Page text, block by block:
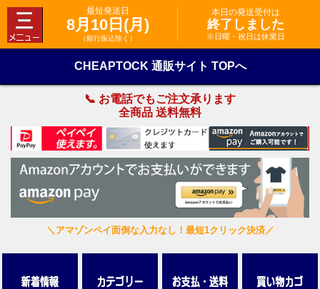
最短発送日
8月10日(月)
（銀行振込除く）
本日の発送受付は
終了しました
※日曜・祝日は休業日
CHEAPTOCK 通販サイト TOPへ
📞 お電話でもご注文承ります
全商品 送料無料
＼アマゾンペイ面倒な入力なし！最短1クリック決済／